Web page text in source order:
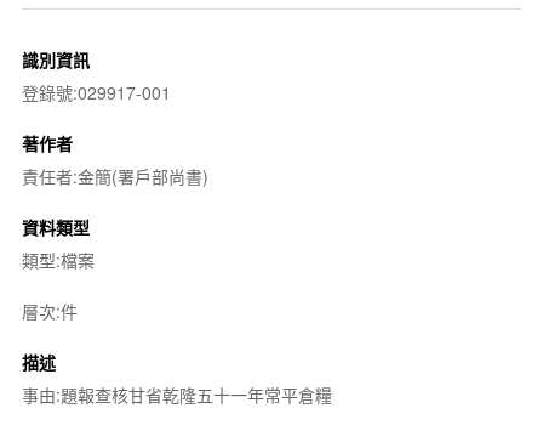
識別資訊
登錄號:029917-001
著作者
責任者:金簡(署戶部尚書)
資料類型
類型:檔案
層次:件
描述
事由:題報查核甘省乾隆五十一年常平倉糧